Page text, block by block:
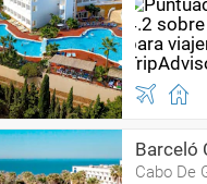
Barceló
Cabo De